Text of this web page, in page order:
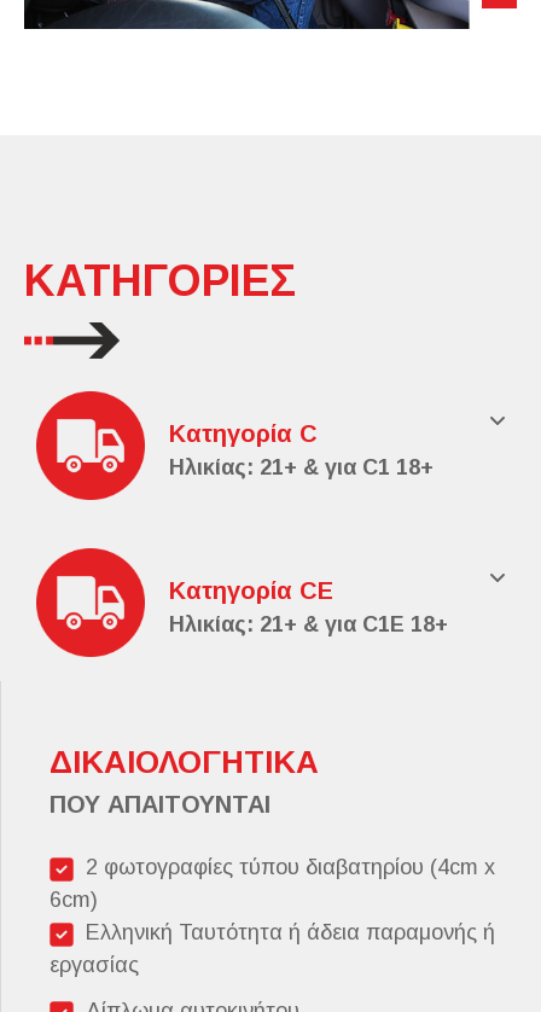
ΚΑΤΗΓΟΡΙΕΣ
Κατηγορία C
Ηλικίας: 21+ & για C1 18+
Κατηγορία CE
Ηλικίας: 21+ & για C1Ε 18+
ΔΙΚΑΙΟΛΟΓΗΤΙΚΑ
ΠΟΥ ΑΠΑΙΤΟΥΝΤΑΙ
2 φωτογραφίες τύπου διαβατηρίου (4cm x
6cm)
Ελληνική Ταυτότητα ή άδεια παραμονής ή
εργασίας